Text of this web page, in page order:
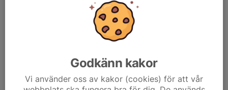
Godkänn kakor
Vi använder oss av kakor (cookies) för att vår